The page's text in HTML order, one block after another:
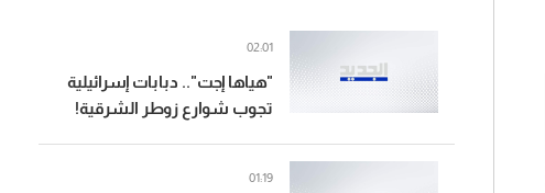
"هياها إجت".. دبابات إسرائيلية
تجوب شوارع زوطر الشرقية!
02:01
01:19